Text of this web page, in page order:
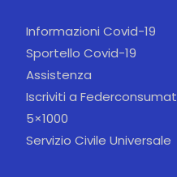
Informazioni Covid-19
Sportello Covid-19
Assistenza
Iscriviti a
5×1000
Servizio Civile Universale